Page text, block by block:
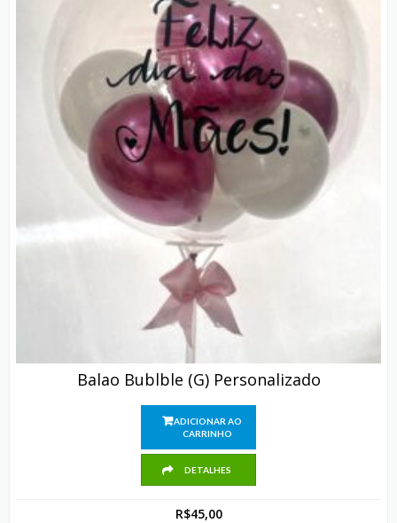
Balao Bublble (G) Personalizado
ADICIONAR AO
CARRINHO
DETALHES
R$45,00